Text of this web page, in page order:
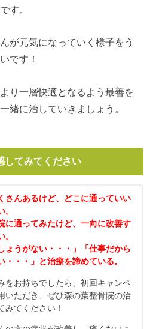
す。
が元気になっていく様子をう
です！
り一層快適となるよう最善を
緒に治していきましょう。
してみてください
さんあるけど、どこに通っていい
に通ってみたけど、一向に改善す
ょうがない・・・」「仕事だから
・・・」と治療を諦めている。
をお持ちでしたら、初回キャンペ
いただき、ぜひ森の葉整骨院の治
みてください！